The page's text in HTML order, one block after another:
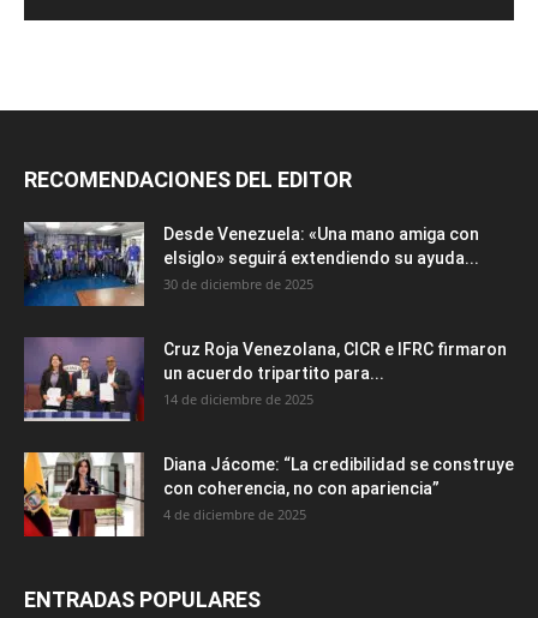
RECOMENDACIONES DEL EDITOR
Desde Venezuela: «Una mano amiga con
elsiglo» seguirá extendiendo su ayuda...
30 de diciembre de 2025
Cruz Roja Venezolana, CICR e IFRC firmaron
un acuerdo tripartito para...
14 de diciembre de 2025
Diana Jácome: “La credibilidad se construye
con coherencia, no con apariencia”
4 de diciembre de 2025
ENTRADAS POPULARES